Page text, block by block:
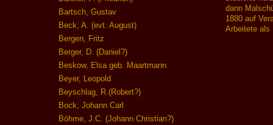
Bartsch, Gustav
Beck, A. (evt. August)
Bergen, Fritz
Berger, D. (Daniel?)
Beskow, Elsa geb. Maartmann
Beyer, Leopold
Beyschlag, R.(Robert?)
Bock, Johann Carl
Böhme, J.C. (Johann Christian?)
dann
1880 auf
Arbeitete als